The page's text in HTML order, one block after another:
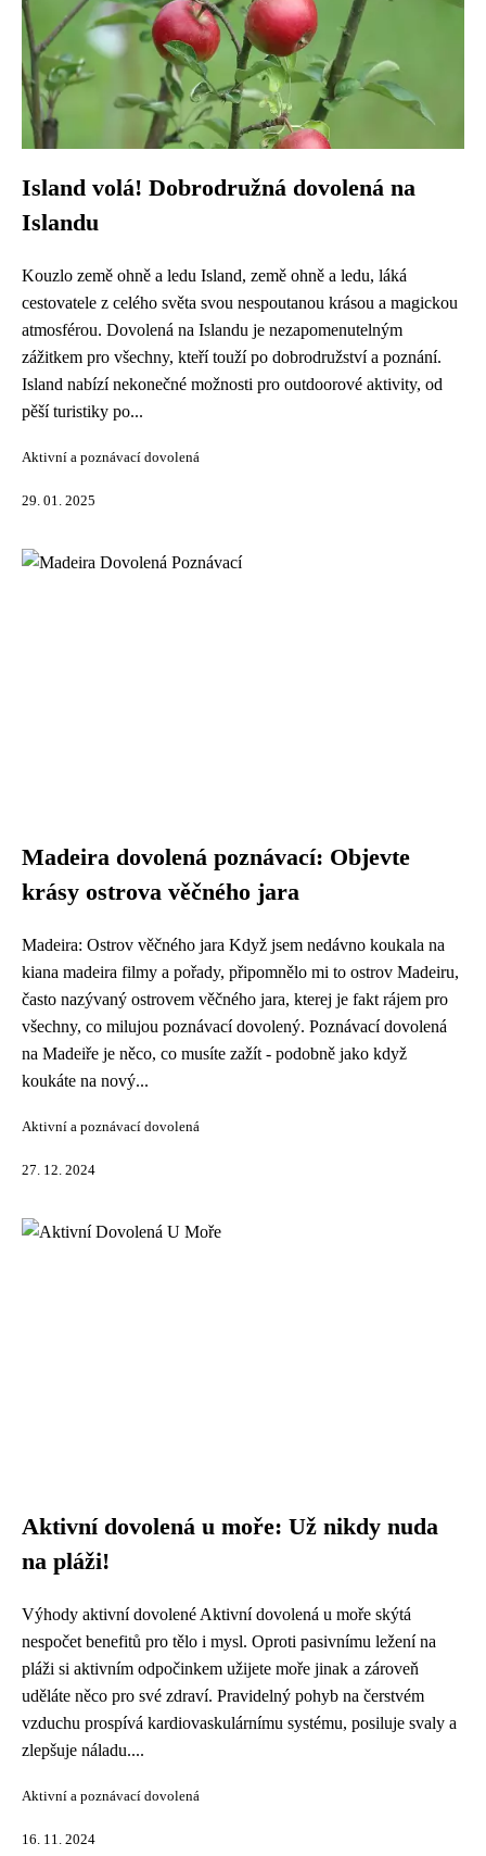
Island volá! Dobrodružná dovolená na
Islandu
Kouzlo země ohně a ledu Island, země ohně a ledu, láká
cestovatele z celého světa svou nespoutanou krásou a magickou
atmosférou. Dovolená na Islandu je nezapomenutelným
zážitkem pro všechny, kteří touží po dobrodružství a poznání.
Island nabízí nekonečné možnosti pro outdoorové aktivity, od
pěší turistiky po...
Aktivní a poznávací dovolená
29. 01. 2025
Madeira dovolená poznávací: Objevte
krásy ostrova věčného jara
Madeira: Ostrov věčného jara Když jsem nedávno koukala na
kiana madeira filmy a pořady, připomnělo mi to ostrov Madeiru,
často nazývaný ostrovem věčného jara, kterej je fakt rájem pro
všechny, co milujou poznávací dovolený. Poznávací dovolená
na Madeiře je něco, co musíte zažít - podobně jako když
koukáte na nový...
Aktivní a poznávací dovolená
27. 12. 2024
Aktivní dovolená u moře: Už nikdy nuda
na pláži!
Výhody aktivní dovolené Aktivní dovolená u moře skýtá
nespočet benefitů pro tělo i mysl. Oproti pasivnímu ležení na
pláži si aktivním odpočinkem užijete moře jinak a zároveň
uděláte něco pro své zdraví. Pravidelný pohyb na čerstvém
vzduchu prospívá kardiovaskulárnímu systému, posiluje svaly a
zlepšuje náladu....
Aktivní a poznávací dovolená
16. 11. 2024